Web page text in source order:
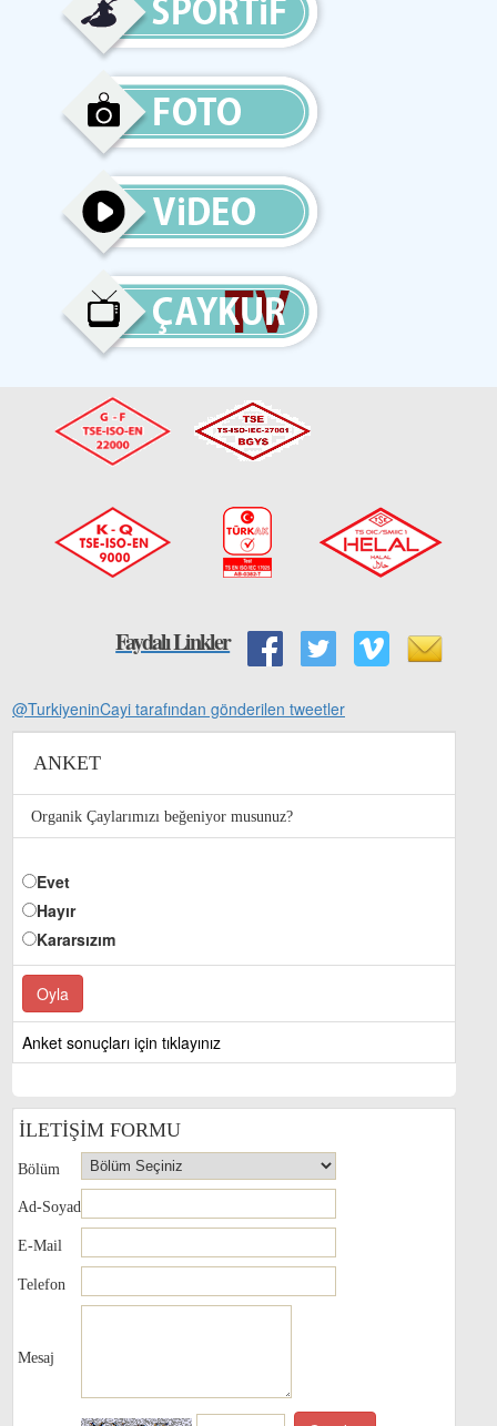
Faydalı Linkler
@TurkiyeninCayi tarafından gönderilen tweetler
ANKET
Organik Çaylarımızı beğeniyor musunuz?
Evet
Hayır
Kararsızım
Anket sonuçları için tıklayınız
İLETİŞİM FORMU
Bölüm
Ad-Soyad
E-Mail
Telefon
Mesaj